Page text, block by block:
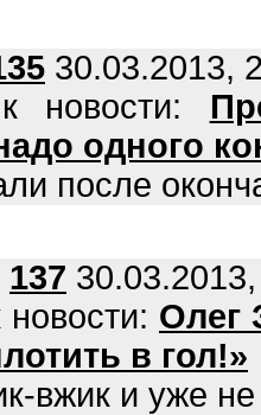
30.03.2013,
новости:
одного
после
137
Олег
в гол!»
вжик и уже